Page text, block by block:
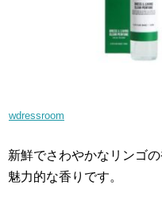
wdressroom
新鮮でさわやかなリンゴ
魅力的な香りです。